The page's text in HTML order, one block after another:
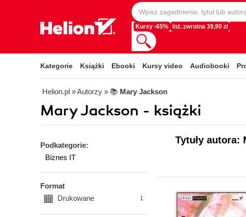
Kursy -65% Inż. zwrotna 39,90 zł
Kategorie Książki Ebooki Kursy video Audiobooki
Helion.pl » Autorzy » 📚 Mary Jackson
Mary Jackson - książki
Podkategorie:
Biznes IT
Format
Drukowane
1
Tytuły autora: